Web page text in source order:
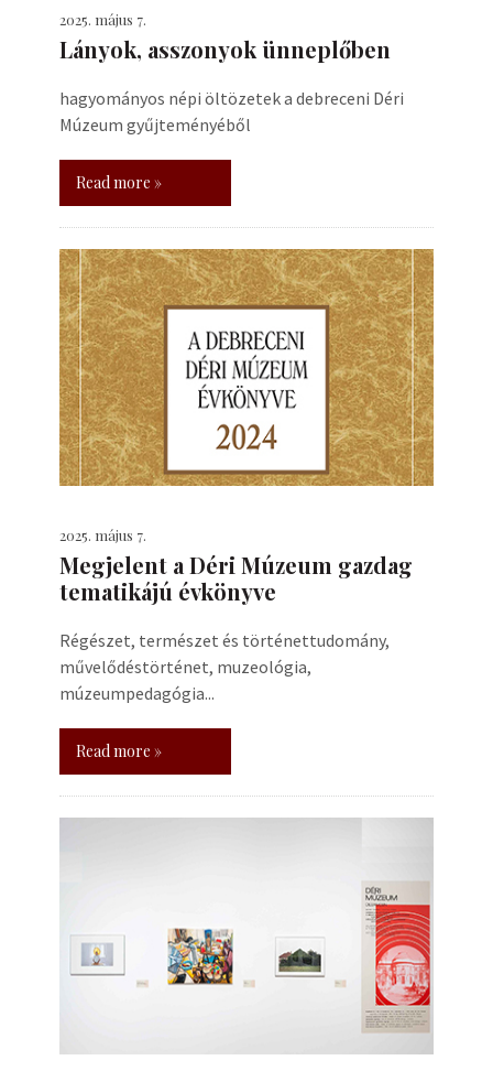
2025. május 7.
Lányok, asszonyok ünneplőben
hagyományos népi öltözetek a debreceni Déri
Múzeum gyűjteményéből
Read more »
2025. május 7.
Megjelent a Déri Múzeum gazdag
tematikájú évkönyve
Régészet, természet és történettudomány,
művelődéstörténet, muzeológia,
múzeumpedagógia...
Read more »